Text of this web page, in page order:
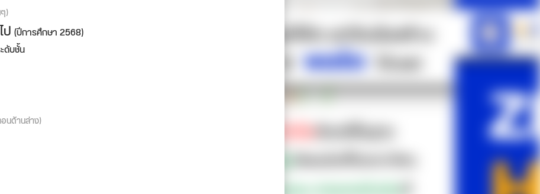
)
(ปีการศึกษา 2568)
ดับชั้น
นด้านล่าง)